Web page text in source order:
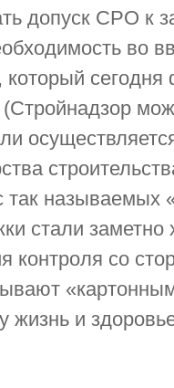
допуск СРО к
во
который
так называемых
стали заметно
контроля со
жизнь и